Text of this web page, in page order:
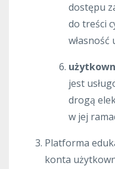
dostępu
do treści
własność
jest
drogą
w jej
Platforma
konta